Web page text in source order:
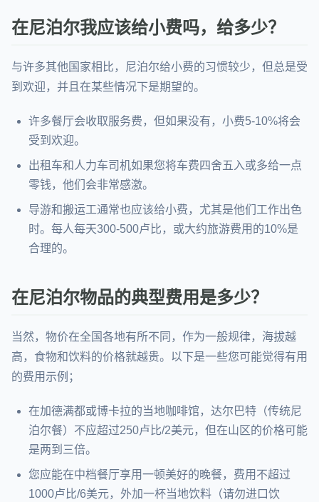
在尼泊尔我应该给小费吗，给多少？
与许多其他国家相比，尼泊尔给小费的习惯较少，但总是受
到欢迎，并且在某些情况下是期望的。
许多餐厅会收取服务费，但如果没有，小费5-10%将会
受到欢迎。
出租车和人力车司机如果您将车费四舍五入或多给一点
零钱，他们会非常感激。
导游和搬运工通常也应该给小费，尤其是他们工作出色
时。每人每天300-500卢比，或大约旅游费用的10%是
合理的。
在尼泊尔物品的典型费用是多少？
当然，物价在全国各地有所不同，作为一般规律，海拔越
高，食物和饮料的价格就越贵。以下是一些您可能觉得有用
的费用示例；
在加德满都或博卡拉的当地咖啡馆，达尔巴特（传统尼
泊尔餐）不应超过250卢比/2美元，但在山区的价格可能
是两到三倍。
您应能在中档餐厅享用一顿美好的晚餐，费用不超过
1000卢比/6美元，外加一杯当地饮料（请勿进口饮